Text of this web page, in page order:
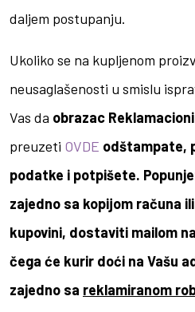
daljem postupanju.
Ukoliko se na kupljenom
neusaglašenosti u smislu
Vas da obrazac
preuzeti OVDE odštampate,
podatke i potpišete.
zajedno sa kopijom računa
kupovini, dostaviti mailom na
čega će kurir doći na Vašu
zajedno sa reklamiranom